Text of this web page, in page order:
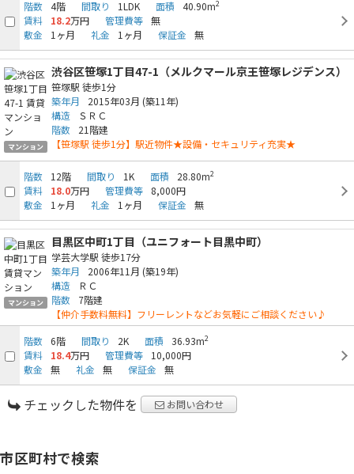
階数 4階 間取り 1LDK 面積 40.90m2
賃料 18.2万円 管理費等 無
敷金
1ヶ月 礼金 1ヶ月 保証金 無
マンション
渋谷区笹塚1丁目47-1（メルクマール京王笹塚レジデンス）
笹塚駅 徒歩1分
築年月
2015年03月 (築11年)
構造
ＳＲＣ
階数
21階建
【笹塚駅 徒歩1分】駅近物件★設備・セキュリティ充実★
階数 12階 間取り 1K 面積 28.80m2
賃料 18.0万円 管理費等
8,000円
敷金
1ヶ月 礼金 1ヶ月 保証金 無
マンション
目黒区中町1丁目（ユニフォート目黒中町）
学芸大学駅 徒歩17分
築年月
2006年11月 (築19年)
構造
ＲＣ
階数
7階建
【仲介手数料無料】フリーレントなどお気軽にご相談ください♪
階数 6階 間取り 2K 面積 36.93m2
賃料 18.4万円 管理費等
10,000円
敷金
無 礼金 無 保証金 無
チェックした物件を お問い合わせ
市区町村で検索